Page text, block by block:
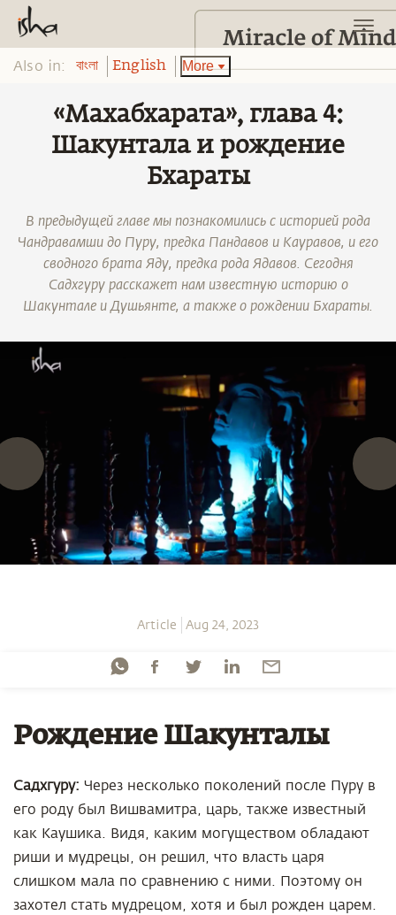
Also in: বাংলা English More
«Mахабхарата», глава 4:
Шакунтала и рождение
Бхараты
В предыдущей главе мы познакомились с историей рода
Чандравамши до Пуру, предка Пандавов и Кауравов, и его
сводного брата Яду, предка рода Ядавов. Сегодня
Садхгуру расскажет нам известную историю о
Шакунтале и Душьянте, а также о рождении Бхараты.
Article Aug 24, 2023
Рождение Шакунталы
Садхгуру: Через несколько поколений после Пуру в
его роду был Вишвамитра, царь, также известный
как Каушика. Видя, каким могуществом обладают
риши и мудрецы, он решил, что власть царя
слишком мала по сравнению с ними. Поэтому он
захотел стать мудрецом, хотя и был рожден царем.